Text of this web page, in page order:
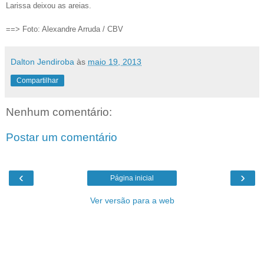
Larissa deixou as areias.
==> Foto: Alexandre Arruda / CBV
Dalton Jendiroba às maio 19, 2013
Compartilhar
Nenhum comentário:
Postar um comentário
‹ ›
Página inicial
Ver versão para a web